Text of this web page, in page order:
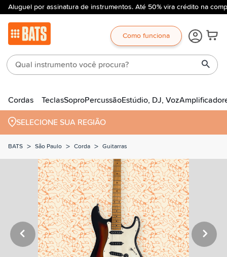
Aluguel por assinatura de instrumentos. Até 50% vira crédito na
Como funciona
Cordas TeclasSoproPercussãoEstúdio, DJ, Voz
SELECIONE SUA REGIÃO
BATS > São Paulo > Corda > Guitarras